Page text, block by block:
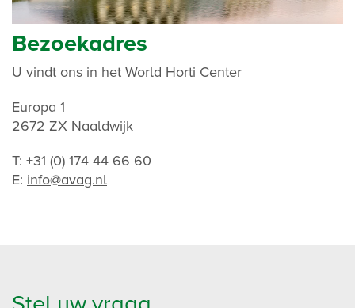
Bezoekadres
U vindt ons in het World Horti Center
Europa 1
2672 ZX Naaldwijk
T: +31 (0) 174 44 66 60
E: info@avag.nl